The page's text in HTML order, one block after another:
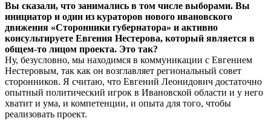
Вы сказали, что занимались в том числе выборами. Вы
инициатор и один из кураторов нового ивановского
движения «Сторонники губернатора» и активно
консультируете Евгения Нестерова, который является в
общем-то лицом проекта. Это так?
Ну, безусловно, мы находимся в коммуникации с Евгением
Нестеровым, так как он возглавляет региональный совет
сторонников. Я считаю, что Евгений Леонидович достаточно
опытный политический игрок в Ивановской области и у него
хватит и ума, и компетенции, и опыта для того, чтобы
реализовать проект.